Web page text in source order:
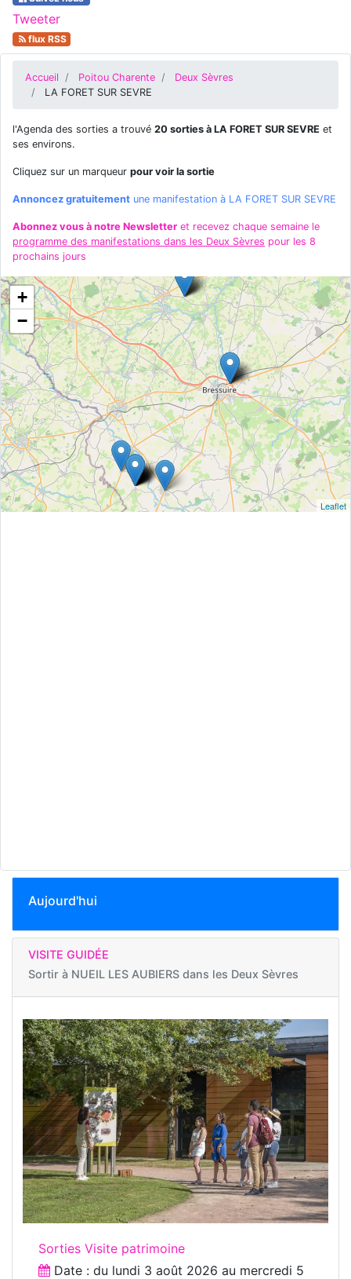
Tweeter
flux RSS
Accueil Poitou Charente
Deux Sèvres
LA FORET SUR SEVRE
l'Agenda des sorties a trouvé 20 sorties à LA FORET SUR SEVRE et
ses environs.
Cliquez sur un marqueur pour voir la sortie
Annoncez gratuitement une manifestation à LA FORET SUR SEVRE
Abonnez vous à notre Newsletter et recevez chaque semaine le
programme des manifestations dans les Deux Sèvres pour les 8
prochains jours
+
−
Leaflet
Aujourd'hui
VISITE GUIDÉE
Sortir à NUEIL LES AUBIERS dans les Deux Sèvres
Sorties Visite patrimoine
Date : du lundi 3 août 2026 au mercredi 5